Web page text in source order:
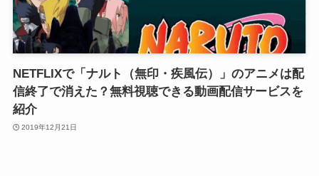
NETFLIXで「ナルト（無印・疾風伝）」のアニメは配
信終了で消えた？無料視聴できる動画配信サービスを
紹介
2019年12月21日